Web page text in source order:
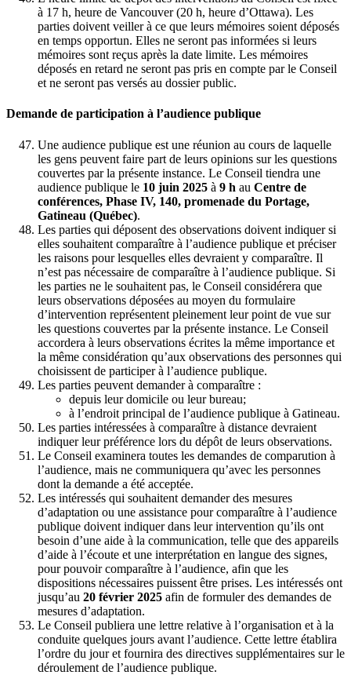
à 17 h, heure de Vancouver (20 h, heure d’Ottawa). Les
parties doivent veiller à ce que leurs mémoires soient déposés
en temps opportun. Elles ne seront pas informées si leurs
mémoires sont reçus après la date limite. Les mémoires
déposés en retard ne seront pas pris en compte par le Conseil
et ne seront pas versés au dossier public.
Demande de participation à l’audience publique
Une audience publique est une réunion au cours de laquelle
les gens peuvent faire part de leurs opinions sur les questions
couvertes par la présente instance. Le Conseil tiendra une
audience publique le 10 juin 2025 à 9 h au Centre de
conférences, Phase IV, 140, promenade du Portage,
Gatineau (Québec).
Les parties qui déposent des observations doivent indiquer si
elles souhaitent comparaître à l’audience publique et préciser
les raisons pour lesquelles elles devraient y comparaître. Il
n’est pas nécessaire de comparaître à l’audience publique. Si
les parties ne le souhaitent pas, le Conseil considérera que
leurs observations déposées au moyen du formulaire
d’intervention représentent pleinement leur point de vue sur
les questions couvertes par la présente instance. Le Conseil
accordera à leurs observations écrites la même importance et
la même considération qu’aux observations des personnes qui
choisissent de participer à l’audience publique.
Les parties peuvent demander à comparaître :
depuis leur domicile ou leur bureau;
à l’endroit principal de l’audience publique à Gatineau.
Les parties intéressées à comparaître à distance devraient
indiquer leur préférence lors du dépôt de leurs observations.
Le Conseil examinera toutes les demandes de comparution à
l’audience, mais ne communiquera qu’avec les personnes
dont la demande a été acceptée.
Les intéressés qui souhaitent demander des mesures
d’adaptation ou une assistance pour comparaître à l’audience
publique doivent indiquer dans leur intervention qu’ils ont
besoin d’une aide à la communication, telle que des appareils
d’aide à l’écoute et une interprétation en langue des signes,
pour pouvoir comparaître à l’audience, afin que les
dispositions nécessaires puissent être prises. Les intéressés ont
jusqu’au 20 février 2025 afin de formuler des demandes de
mesures d’adaptation.
Le Conseil publiera une lettre relative à l’organisation et à la
conduite quelques jours avant l’audience. Cette lettre établira
l’ordre du jour et fournira des directives supplémentaires sur le
déroulement de l’audience publique.